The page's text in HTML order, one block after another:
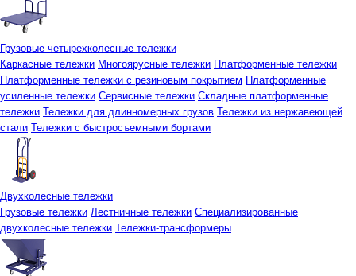
Грузовые четырехколесные тележки
Каркасные тележки Многоярусные тележки Платформенные тележки
Платформенные тележки с резиновым покрытием Платформенные
усиленные тележки Сервисные тележки Складные платформенные
тележки Тележки для длинномерных грузов Тележки из нержавеющей
стали Тележки с быстросъемными бортами
Двухколесные тележки
Грузовые тележки Лестничные тележки Специализированные
двухколесные тележки Тележки-трансформеры